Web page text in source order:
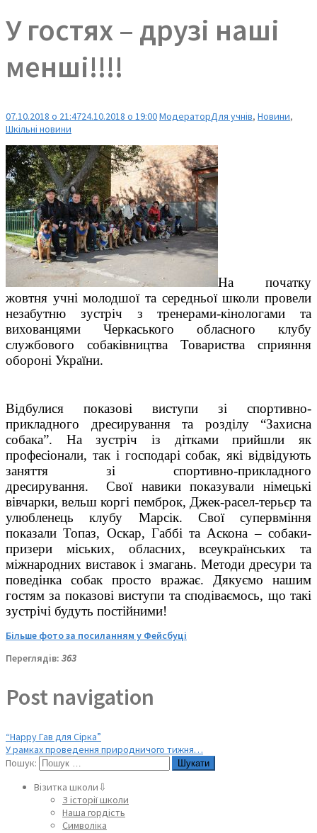
У гостях – друзі наші
менші!!!!
07.10.2018 о 21:4724.10.2018 о 19:00МодераторДля учнів, Новини,
Шкільні новини
На початку
жовтня учні молодшої та середньої школи провели
незабутню зустріч з тренерами-кінологами та
вихованцями Черкаського обласного клубу
службового собаківництва Товариства сприяння
обороні України.
Відбулися показові виступи зі спортивно-
прикладного дресирування та розділу “Захисна
собака”. На зустріч із дітками прийшли як
професіонали, так і господарі собак, які відвідують
заняття зі спортивно-прикладного
дресирування. Свої навики показували німецькі
вівчарки, вельш коргі пемброк, Джек-расел-терьєр та
улюбленець клубу Марсік. Свої супервміння
показали Топаз, Оскар, Габбі та Аскона – собаки-
призери міських, обласних, всеукраїнських та
міжнародних виставок і змагань. Методи дресури та
поведінка собак просто вражає. Дякуємо нашим
гостям за показові виступи та сподіваємось, що такі
зустрічі будуть постійними!
Більше фото за посиланням у Фейсбуці
Переглядів: 363
Post navigation
“Happy Гав для Сірка”
У рамках проведення природничого тижня…
Пошук:
Візитка школи⇩
З історії школи
Наша гордість
Символіка